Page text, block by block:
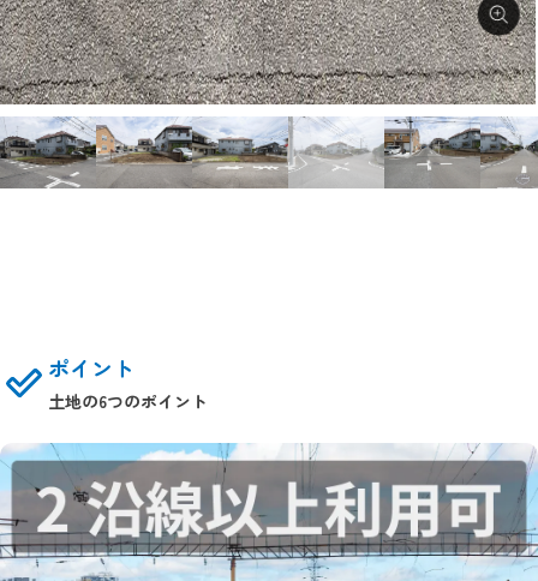
ポイント
土地の6つのポイント